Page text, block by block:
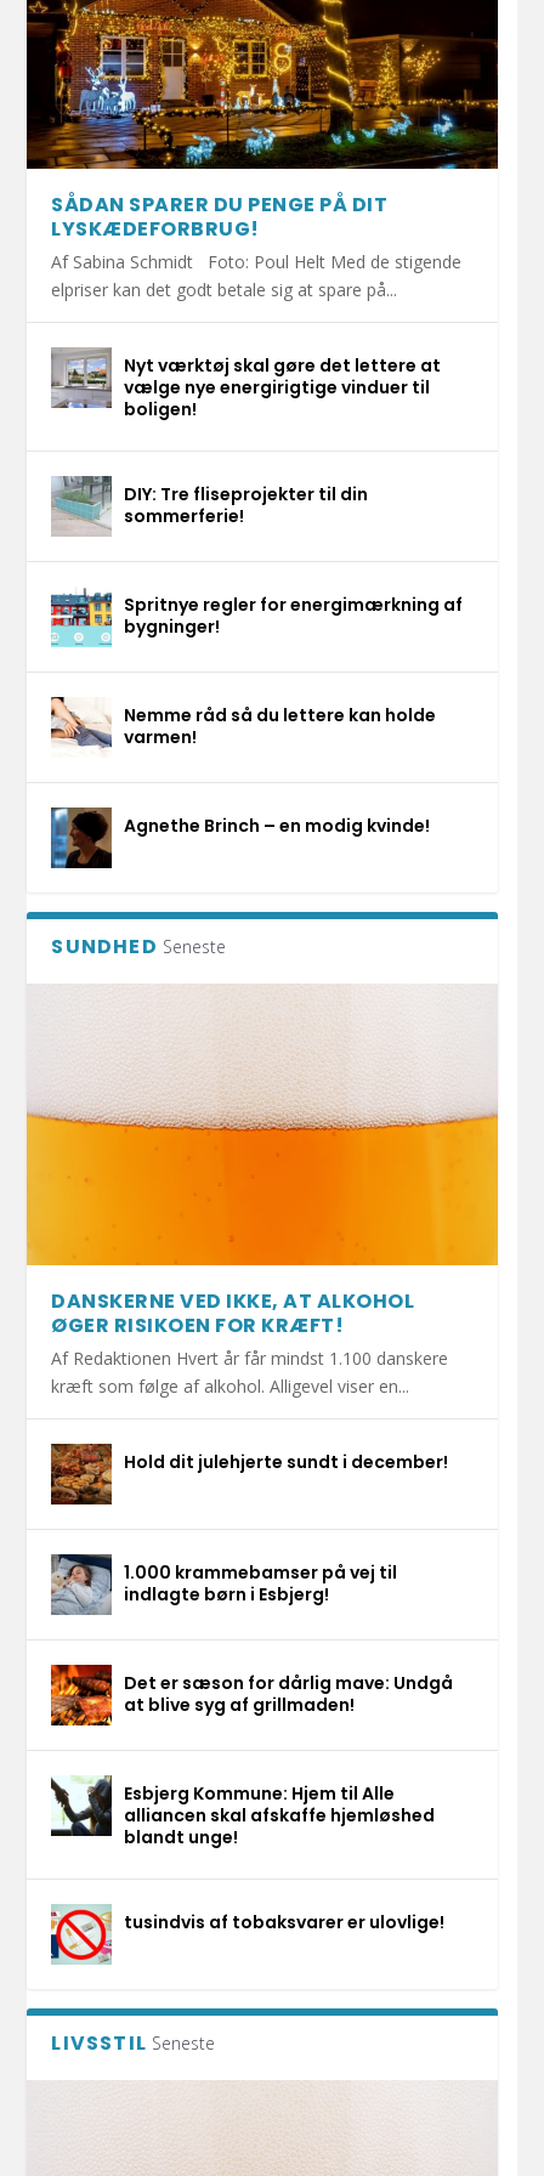
SÅDAN SPARER DU PENGE PÅ DIT
LYSKÆDEFORBRUG!
Af Sabina Schmidt Foto: Poul Helt Med de stigende
elpriser kan det godt betale sig at spare på...
Nyt værktøj skal gøre det lettere at
vælge nye energirigtige vinduer til
boligen!
DIY: Tre fliseprojekter til din
sommerferie!
Spritnye regler for energimærkning af
bygninger!
Nemme råd så du lettere kan holde
varmen!
Agnethe Brinch – en modig kvinde!
SUNDHED Seneste
DANSKERNE VED IKKE, AT ALKOHOL
ØGER RISIKOEN FOR KRÆFT!
Af Redaktionen Hvert år får mindst 1.100 danskere
kræft som følge af alkohol. Alligevel viser en...
Hold dit julehjerte sundt i december!
1.000 krammebamser på vej til
indlagte børn i Esbjerg!
Det er sæson for dårlig mave: Undgå
at blive syg af grillmaden!
Esbjerg Kommune: Hjem til Alle
alliancen skal afskaffe hjemløshed
blandt unge!
tusindvis af tobaksvarer er ulovlige!
LIVSSTIL Seneste